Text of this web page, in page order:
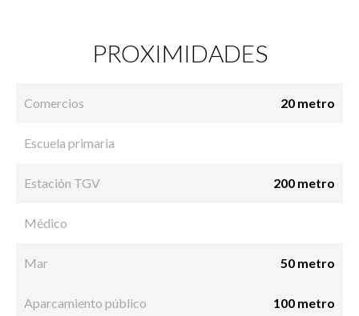
PROXIMIDADES
Comercios 20 metro
Escuela primaria
Estación TGV 200 metro
Médico
Mar 50 metro
Aparcamiento público 100 metro